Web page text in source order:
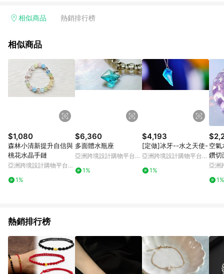
相似商品 熱銷排行榜
相似商品
$1,080
森林小清新提升自信與
桃花水晶手鏈
亞洲跨境設計購物平台
1%
$6,360
多面體水瓶座
亞洲跨境設計購物平台
1%
$4,193
[定做]冰牙--水之天使-
亞洲跨境設計購物平台
1%
空氣
鑽切
暖手
亞洲
1%
熱銷排行榜